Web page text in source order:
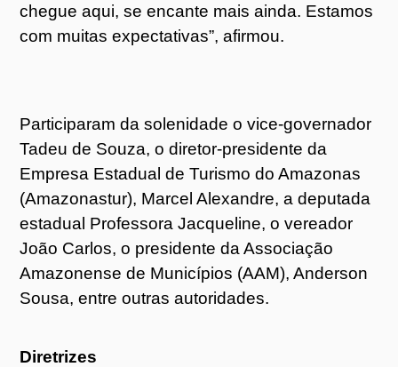
chegue aqui, se encante mais ainda. Estamos
com muitas expectativas”, afirmou.
Participaram da solenidade o vice-governador
Tadeu de Souza, o diretor-presidente da
Empresa Estadual de Turismo do Amazonas
(Amazonastur), Marcel Alexandre, a deputada
estadual Professora Jacqueline, o vereador
João Carlos, o presidente da Associação
Amazonense de Municípios (AAM), Anderson
Sousa, entre outras autoridades.
Diretrizes